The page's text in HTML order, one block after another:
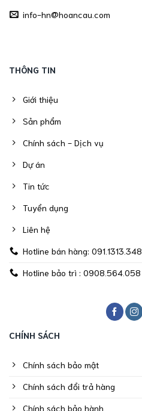
info-hn@hoancau.com
THÔNG TIN
Giới thiệu
Sản phẩm
Chính sách - Dịch vụ
Dự án
Tin tức
Tuyển dụng
Liên hệ
Hotline bán hàng: 091.1313.348
Hotline bảo trì : 0908.564.058
CHÍNH SÁCH
Chính sách bảo mật
Chính sách đổi trả hàng
Chính sách bảo hành